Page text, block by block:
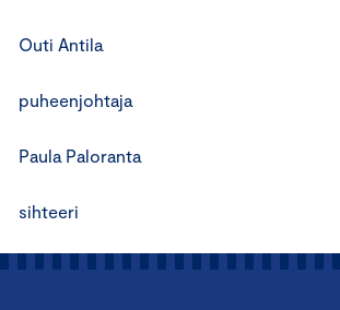
Outi Antila
puheenjohtaja
Paula Paloranta
sihteeri